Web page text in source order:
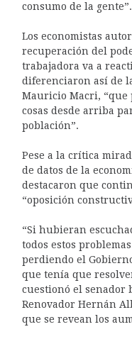
consumo de la gente”.
Los economistas
recuperación del
trabajadora va a
diferenciaron así de
Mauricio Macri, “que
cosas desde arriba
población”.
Pese a la crítica
de datos de la
destacaron que
“oposición
“Si hubieran
todos estos
perdiendo el
que tenía que
cuestionó el senador
Renovador Hernán
que se revean los